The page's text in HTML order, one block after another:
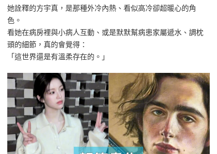
她詮釋的方宇真，是那種外冷內熱、看似高冷卻超暖心的角
色。
看她在病房裡與小病人互動、或是默默幫病患家屬遞水、調枕
頭的細節，真的會覺得：
「這世界還是有溫柔存在的。」